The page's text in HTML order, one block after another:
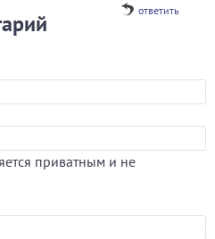
ответить
приватным и не